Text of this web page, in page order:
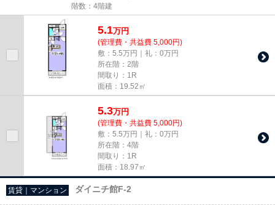
階数：4階建
5.1万円
(管理費・共益費 5,000円)
敷：5.5万円｜礼：0万円
所在階：2階
間取り：1R
面積：19.52㎡
5.3万円
(管理費・共益費 5,000円)
敷：5.5万円｜礼：0万円
所在階：4階
間取り：1R
面積：18.97㎡
賃貸｜マンション ダイニチ館F-2